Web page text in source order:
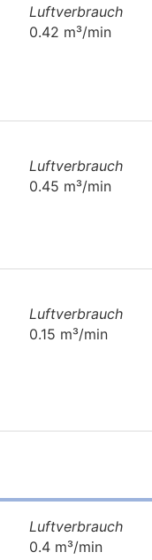
Luftverbrauch
0.42 m³/min
Luftverbrauch
0.45 m³/min
Luftverbrauch
0.15 m³/min
Luftverbrauch
0.4 m³/min